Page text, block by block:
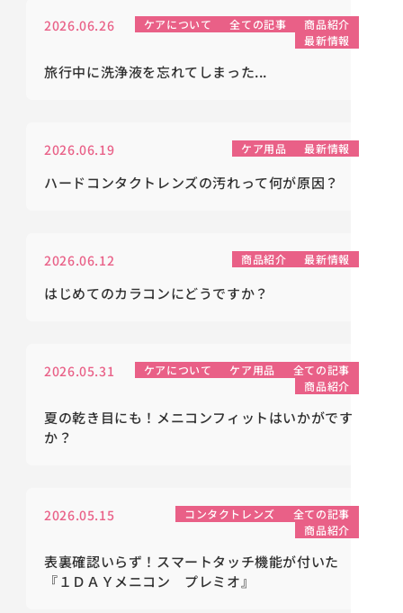
2026.06.26 ケアについて 全ての記事
商品紹介
最新情報
旅行中に洗浄液を忘れてしまった...
2026.06.19 ケア用品 最新情報
ハードコンタクトレンズの汚れって何が原因？
2026.06.12 商品紹介 最新情報
はじめてのカラコンにどうですか？
2026.05.31 ケアについて ケア用品
全ての記事
商品紹介
夏の乾き目にも！メニコンフィットはいかがです
か？
2026.05.15 コンタクトレンズ
全ての記事
商品紹介
表裏確認いらず！スマートタッチ機能が付いた
『１ＤＡＹメニコン プレミオ』